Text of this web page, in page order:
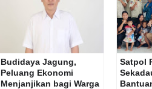
Budidaya Jagung,
Peluang Ekonomi
Menjanjikan bagi Warga
Satpol